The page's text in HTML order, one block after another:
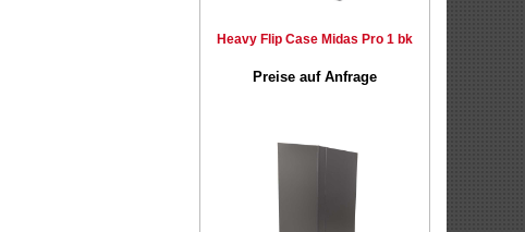
Heavy Flip Case Midas Pro 1 bk
Preise auf Anfrage